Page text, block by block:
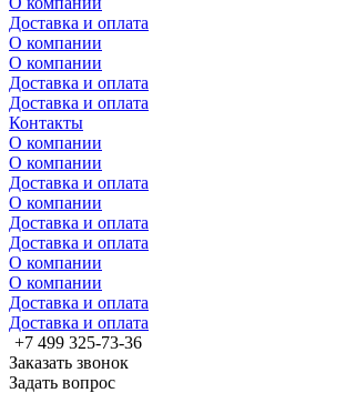
Доставка и оплата
О компании
О компании
Доставка и оплата
Доставка и оплата
Контакты
О компании
О компании
Доставка и оплата
О компании
Доставка и оплата
Доставка и оплата
О компании
О компании
Доставка и оплата
Доставка и оплата
+7 499 325-73-36
Заказать звонок
Задать вопрос